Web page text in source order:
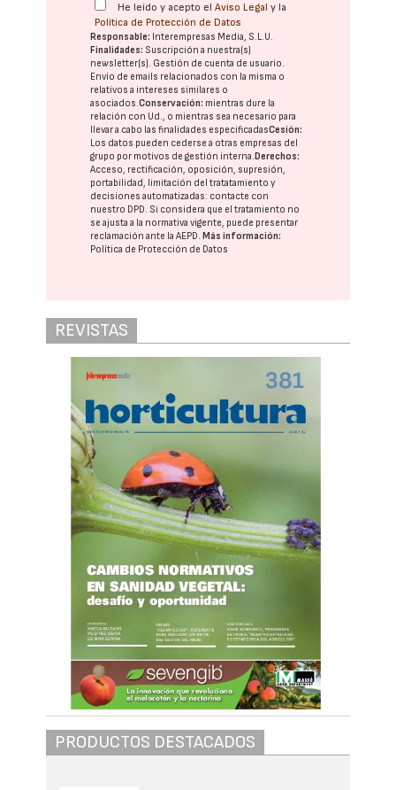
He leído y acepto elAviso Legal y la
Política de Protección de Datos
Responsable: Interempresas Media, S.L.U.
Finalidades: Suscripción a nuestra(s)
newsletter(s). Gestión de cuenta de usuario.
Envío de emails relacionados con la misma o
relativos a intereses similares o
asociados.Conservación: mientras dure la
relación con Ud., o mientras sea necesario para
llevar a cabo las finalidades especificadasCesión:
Los datos pueden cederse a otras empresas del
grupo por motivos de gestión interna. Derechos:
Acceso, rectificación, oposición, supresión,
portabilidad, limitación del tratatamiento y
decisiones automatizadas: contacte con
nuestro DPD. Si considera que el tratamiento no
se ajusta a la normativa vigente, puede presentar
reclamación ante laAEPD. Más información:
Política de Protección de Datos
REVISTAS
PRODUCTOS DESTACADOS